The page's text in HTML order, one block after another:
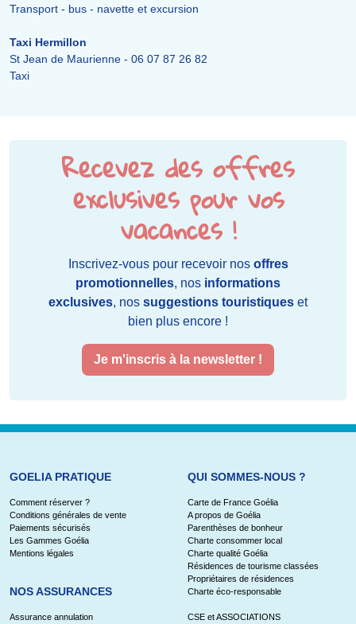
Transport - bus - navette et excursion
Taxi Hermillon
St Jean de Maurienne - 06 07 87 26 82
Taxi
Recevez des offres
exclusives pour vos
vacances !
Inscrivez-vous pour recevoir nos offres
promotionnelles, nos informations
exclusives, nos suggestions touristiques et
bien plus encore !
Je m'inscris à la newsletter !
GOELIA PRATIQUE
Comment réserver ?
Conditions générales de vente
Paiements sécurisés
Les Gammes Goélia
Mentions légales
NOS ASSURANCES
Assurance annulation
QUI SOMMES-NOUS ?
Carte de France Goélia
A propos de Goélia
Parenthèses de bonheur
Charte consommer local
Charte qualité Goélia
Résidences de tourisme classées
Propriétaires de résidences
Charte éco-responsable
CSE et ASSOCIATIONS